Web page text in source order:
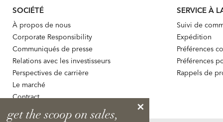
SOCIÉTÉ
À propos de nous
Corporate Responsibility
Communiqués de presse
Relations avec les investisseurs
Perspectives de carrière
Le marché
Contract
SERVICE À
Suivi de
Expédition
Préférences
Préférences
Rappels de
get the scoop on sales,